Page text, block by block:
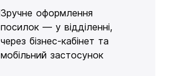
Зручне оформлення
посилок — у відділенні,
через бізнес-кабінет та
мобільний застосунок